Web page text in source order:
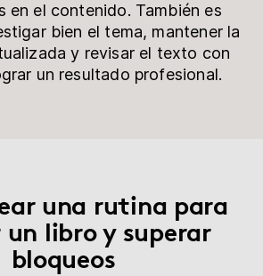
en el contenido. También es
bien el tema, mantener la
y revisar el texto con
un resultado profesional.
una rutina para
un libro y superar
bloqueos